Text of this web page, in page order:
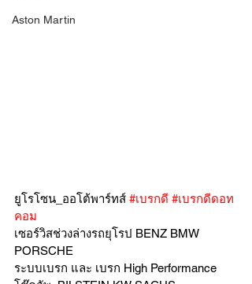
Aston Martin
ยูโรโซน_ออโต้พาร์ทส์ #เบรกดี #เบรกดีดอท
คอม
เซอร์วิสช่วงล่างรถยุโรป BENZ BMW
PORSCHE
ระบบเบรก และ เบรก High Performance